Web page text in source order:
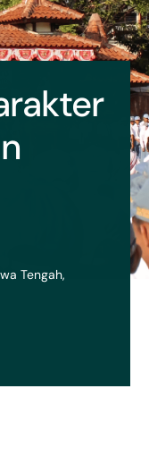
Tengah,